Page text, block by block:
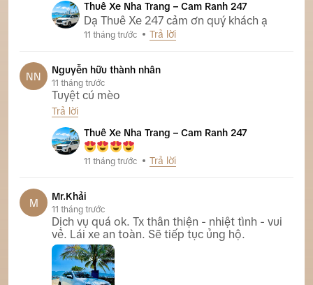
Thuê Xe Nha Trang – Cam Ranh 247
Dạ Thuê Xe 247 cảm ơn quý khách ạ
11 tháng trước Trả lời
NN
Nguyễn hữu thành nhân
11 tháng trước
Tuyệt cú mèo
Trả lời
Thuê Xe Nha Trang – Cam Ranh 247
11 tháng trước Trả lời
M
Mr.Khải
11 tháng trước
Dịch vụ quá ok. Tx thân thiện - nhiệt tình - vui
vẻ. Lái xe an toàn. Sẽ tiếp tục ủng hộ.